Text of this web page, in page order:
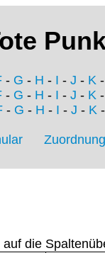
- G - H - I - J - K
- G - H - I - J - K
- G - H - I - J - K
die